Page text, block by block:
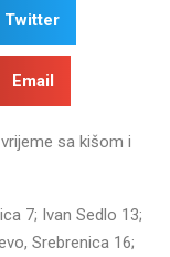
Twitter
Email
sa kišom i
7; Ivan Sedlo 13;
Srebrenica 16;